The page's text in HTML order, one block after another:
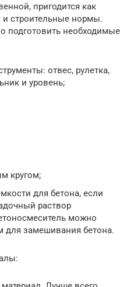
пригодится как
и строительные нормы.
подготовить необходимые
отвес, рулетка,
и уровень;
кругом;
для бетона, если
раствор
можно
для замешивания бетона.